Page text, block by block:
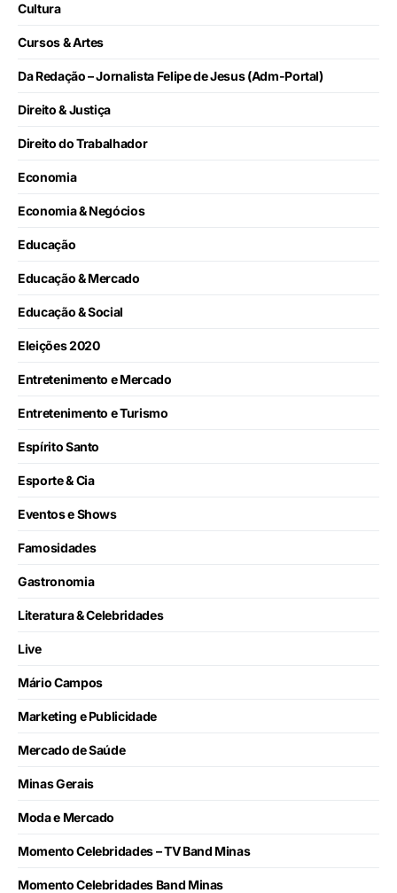
Cultura
Cursos & Artes
Da Redação – Jornalista Felipe de Jesus (Adm-Portal)
Direito & Justiça
Direito do Trabalhador
Economia
Economia & Negócios
Educação
Educação & Mercado
Educação & Social
Eleições 2020
Entretenimento e Mercado
Entretenimento e Turismo
Espírito Santo
Esporte & Cia
Eventos e Shows
Famosidades
Gastronomia
Literatura & Celebridades
Live
Mário Campos
Marketing e Publicidade
Mercado de Saúde
Minas Gerais
Moda e Mercado
Momento Celebridades – TV Band Minas
Momento Celebridades Band Minas